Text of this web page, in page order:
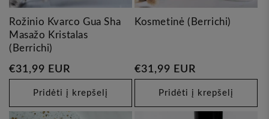
Rožinio Kvarco Gua Sha
Masažo Kristalas
(Berrichi)
Įprasta
kaina
€31,99 EUR
Pridėti į krepšelį
Kosmetinė (Berrichi)
Įprasta
kaina
€31,99 EUR
Pridėti į krepšelį